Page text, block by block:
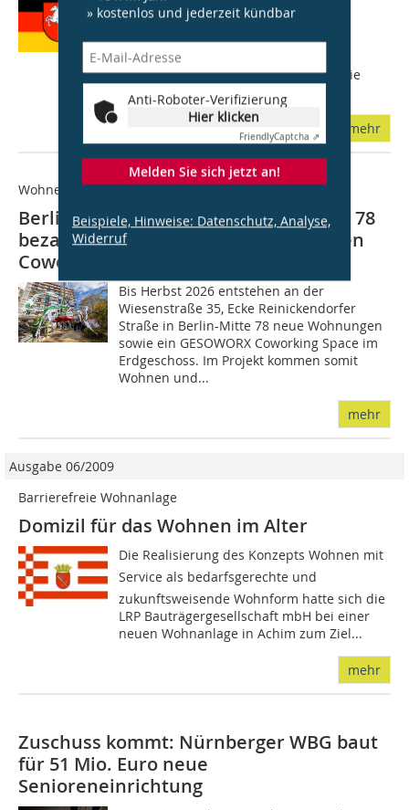
» kostenlos und jederzeit kündbar
Anti-Roboter-Verifizierung
Hier klicken
FriendlyCaptcha ⇗
Melden Sie sich jetzt an!
Beispiele, Hinweise: Datenschutz, Analyse,
Widerruf
Modernisierung der aus 534
Wolfsburg dauern. Die Neuland
Wohnungsgesellschaft bezog daher die
Mieter schon in der Planungsphase...
mehr
Wohnen und arbeiten unter einem Dach
Berliner GESOBAU feiert Richtfest für 78
bezahlbare Mietwohnungen und einen
Coworking Space
Bis Herbst 2026 entstehen an der
Wiesenstraße 35, Ecke Reinickendorfer
Straße in Berlin-Mitte 78 neue Wohnungen
sowie ein GESOWORX Coworking Space im
Erdgeschoss. Im Projekt kommen somit
Wohnen und...
mehr
Ausgabe 06/2009
Barrierefreie Wohnanlage
Domizil für das Wohnen im Alter
Die Realisierung des Konzepts Wohnen mit
Service als bedarfsgerechte und
zukunftsweisende Wohnform hat­­te sich die
LRP Bauträgergesellschaft mbH bei einer
neuen Wohnanlage in Achim zum Ziel...
mehr
Zuschuss kommt: Nürnberger WBG baut
für 51 Mio. Euro neue
Senioreneinrichtung